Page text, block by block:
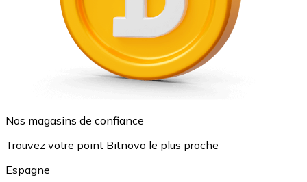
Nos magasins de confiance
Trouvez votre point Bitnovo le plus proche
Espagne